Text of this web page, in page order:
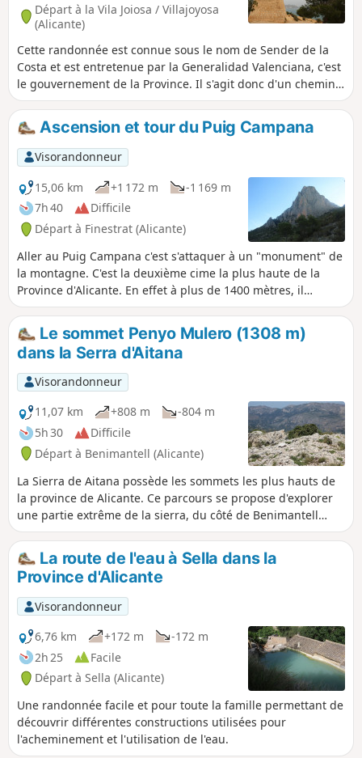
Départ à la Vila Joiosa / Villajoyosa
(Alicante)
Cette randonnée est connue sous le nom de Sender de la
Costa et est entretenue par la Generalidad Valenciana, c'est
le gouvernement de la Province. Il s'agit donc d'un chemin
large et agrémenté de bancs et de tables. Cette randonnée
peut donc être faite par toute la famille. Sur le chemin, on
profite de superbes vues sur différentes criques et, au
large, on peut distinguer une grande zone de pisciculture.
Ascension et tour du Puig Campana
Visorandonneur
15,06 km
+1 172 m
-1 169 m
7h 40
Difficile
Départ à Finestrat (Alicante)
Aller au Puig Campana c'est s'attaquer à un "monument" de
la montagne. C'est la deuxième cime la plus haute de la
Province d'Alicante. En effet à plus de 1400 mètres, il
domine pratiquement les plages de Bénidorm. Le dénivelé
est important et certaines pentes sont raides ! Aussi cette
randonnée ne doit être faite que si on est en parfaite forme
et habitué à ce type de randonnée. Lire absolument les
indications et recommandations dans information
pratiques.
Le sommet Penyo Mulero (1308 m)
dans la Serra d'Aitana
Visorandonneur
11,07 km
+808 m
-804 m
5h 30
Difficile
Départ à Benimantell (Alicante)
La Sierra de Aitana possède les sommets les plus hauts de
la province de Alicante. Ce parcours se propose d'explorer
une partie extrême de la sierra, du côté de Benimantell
avec la montée à un sommet de plus de 1300 m. Cette
randonnée est cotée difficile à cause des longues montées
et l'exposition permanente au soleil.
La route de l'eau à Sella dans la
Province d'Alicante
Visorandonneur
6,76 km
+172 m
-172 m
2h 25
Facile
Départ à Sella (Alicante)
Une randonnée facile et pour toute la famille permettant de
découvrir différentes constructions utilisées pour
l'acheminement et l'utilisation de l'eau.